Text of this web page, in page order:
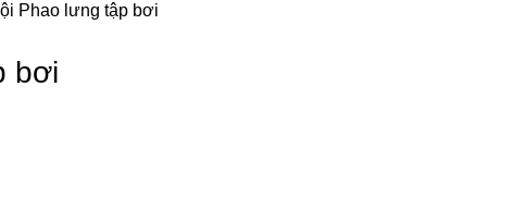
Phao lưng tập bơi
bơi